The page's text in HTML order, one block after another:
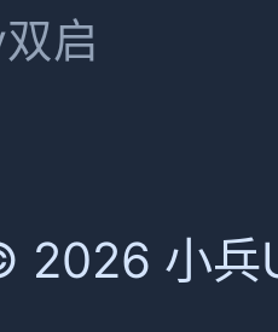
启
小兵